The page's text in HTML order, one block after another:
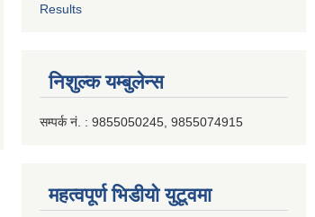
Results
निशुल्क यम्बुलेन्स
सम्पर्क नं. : 9855050245, 9855074915
महत्वपूर्ण भिडीयो युटूवमा